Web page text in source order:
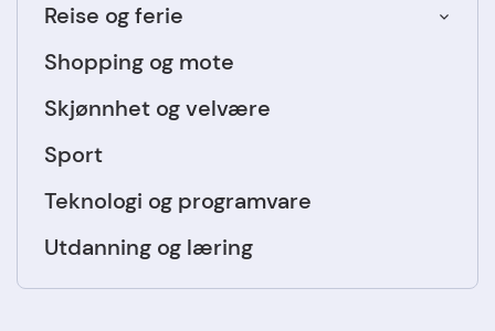
Reise og ferie
Shopping og mote
Skjønnhet og velvære
Sport
Teknologi og programvare
Utdanning og læring